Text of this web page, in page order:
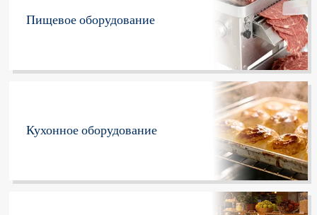
Пищевое оборудование
Кухонное оборудование